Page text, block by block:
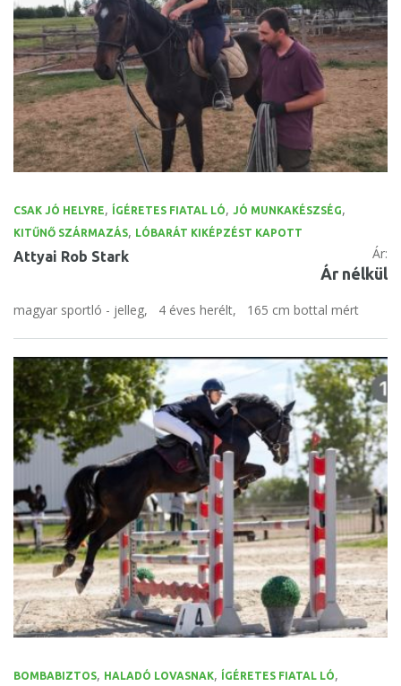
CSAK JÓ HELYRE, ÍGÉRETES FIATAL LÓ, JÓ MUNKAKÉSZSÉG,
KITŰNŐ SZÁRMAZÁS, LÓBARÁT KIKÉPZÉST KAPOTT
Attyai Rob Stark Ár:
Ár nélkül
magyar sportló - jelleg, 4 éves herélt, 165 cm bottal mért
BOMBABIZTOS, HALADÓ LOVASNAK, ÍGÉRETES FIATAL LÓ,